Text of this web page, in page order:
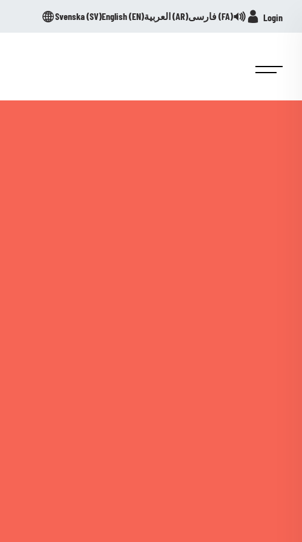
Svenska (SV)English (EN) العربية (AR) فارسی (FA) Login